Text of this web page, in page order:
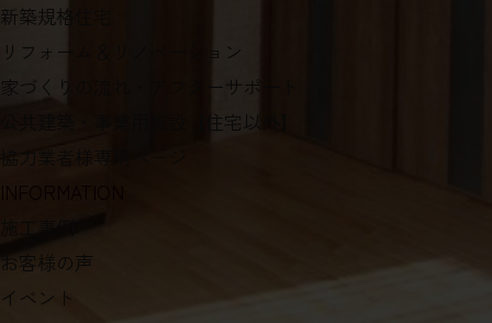
新築規格住宅
リフォーム＆リノベーション
家づくりの流れ・アフターサポート
公共建築・事業用施設【住宅以外】
協力業者様専用ページ
お客様の声
イベント